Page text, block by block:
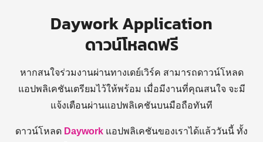
Daywork Application
ดาวน์โหลดฟรี
หากสนใจร่วมงานผ่านทางเดย์เวิร์ค สามารถดาวน์โหลด
แอปพลิเคชันเตรียมไว้ให้พร้อม เมื่อมีงานที่คุณสนใจ จะมี
แจ้งเตือนผ่านแอปพลิเคชันบนมือถือทันที
ดาวน์โหลด Daywork แอปพลิเคชันของเราได้แล้ววันนี้ ทั้ง